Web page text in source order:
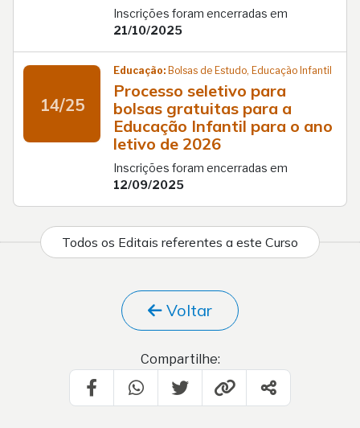
Inscrições foram encerradas em
21/10/2025
14/25
Educação: Bolsas de Estudo, Educação Infantil
Processo seletivo para
bolsas gratuitas para a
Educação Infantil para o ano
letivo de 2026
Inscrições foram encerradas em
12/09/2025
Todos os Editais referentes a este Curso
Voltar
Compartilhe: